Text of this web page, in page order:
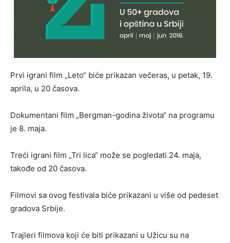
Prvi igrani film „Leto“ biće prikazan večeras, u petak, 19.
aprila, u 20 časova.
Dokumentani film „Bergman-godina života“ na programu
je 8. maja.
Treći igrani film „Tri lica“ može se pogledati 24. maja,
takođe od 20 časova.
Filmovi sa ovog festivala biće prikazani u više od pedeset
gradova Srbije.
Trajleri filmova koji će biti prikazani u Užicu su na